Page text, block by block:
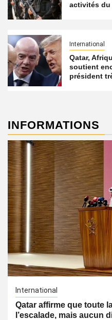
activités du
International
Qatar,
soutient
président
INFORMATIONS
International
Qatar affirme que toute
l’escalade, mais aucun